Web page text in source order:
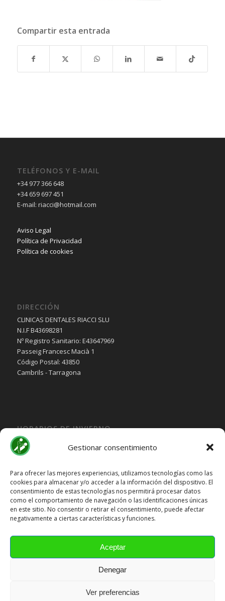
Gestionar consentimiento
Para ofrecer las mejores experiencias, utilizamos tecnologías como las
cookies para almacenar y/o acceder a la información del dispositivo. El
consentimiento de estas tecnologías nos permitirá procesar datos
como el comportamiento de navegación o las identificaciones únicas
en este sitio. No consentir o retirar el consentimiento, puede afectar
negativamente a ciertas características y funciones.
Aceptar
Denegar
Ver preferencias
Compartir esta entrada
TELÉFONOS Y E-MAIL
+34 977 366 648
+34 659 697 451
E-mail: riacci@hotmail.com
Aviso Legal
Política de Privacidad
Política de cookies
DIRECCIÓN
CLINICAS DENTALES RIACCI SLU
N.I.F B43698281
Nº Registro Sanitario: E43647969
Passeig Francesc Macià 1
Código Postal: 43850
Cambrils - Tarragona
HORARIOS DE INVIERNO
Lunes, Martes, Jueves y Viernes:
10:00H a 15:30H
Miercoles:
15:30H a 19:30H
Sábado y DomingoCerrado
HORARIOS DE VERANO
Cerrado